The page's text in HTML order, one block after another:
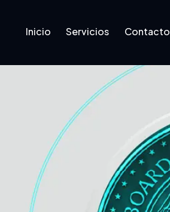
Inicio Servicios Contacto
Contacto